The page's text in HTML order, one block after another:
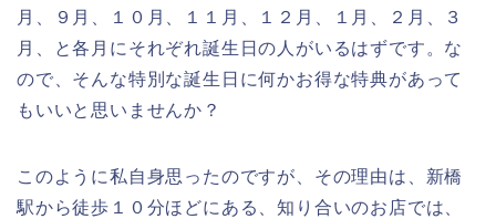
月、９月、１０月、１１月、１２月、１月、２月、３
月、と各月にそれぞれ誕生日の人がいるはずです。な
ので、そんな特別な誕生日に何かお得な特典があって
もいいと思いませんか？
このように私自身思ったのですが、その理由は、新橋
駅から徒歩１０分ほどにある、知り合いのお店では、